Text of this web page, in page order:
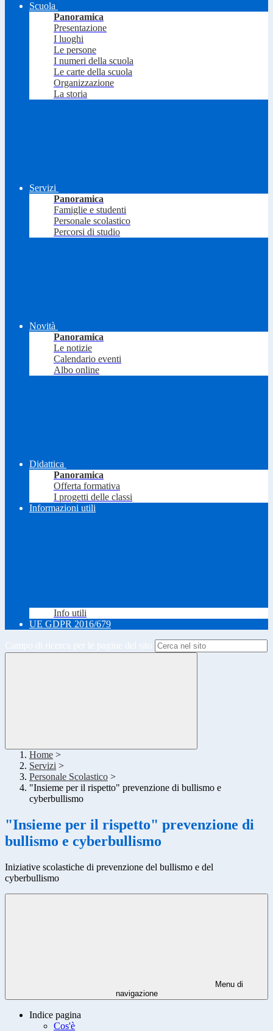
Scuola
Panoramica
Presentazione
I luoghi
Le persone
I numeri della scuola
Le carte della scuola
Organizzazione
La storia
Servizi
Panoramica
Famiglie e studenti
Personale scolastico
Percorsi di studio
Novità
Panoramica
Le notizie
Calendario eventi
Albo online
Didattica
Panoramica
Offerta formativa
I progetti delle classi
Informazioni utili
Info utili
UE GDPR 2016/679
Home >
Servizi >
Personale Scolastico >
"Insieme per il rispetto" prevenzione di bullismo e
cyberbullismo
"Insieme per il rispetto" prevenzione di
bullismo e cyberbullismo
Iniziative scolastiche di prevenzione del bullismo e del
cyberbullismo
Menu di
navigazione
Indice pagina
Cos'è